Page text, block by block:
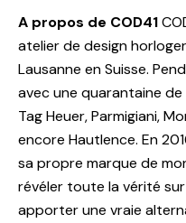
A propos de COD41
atelier de design
Lausanne en Suisse.
avec une quarantaine
Tag Heuer, Parmigiani,
encore Hautlence. En
sa propre marque de
révéler toute la vérité
apporter une vraie